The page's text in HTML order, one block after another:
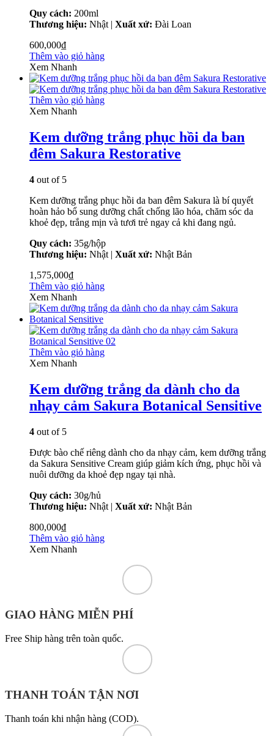
Quy cách: 200ml
Thương hiệu: Nhật | Xuất xứ: Đài Loan
600,000₫
Thêm vào giỏ hàng
Xem Nhanh
Thêm vào giỏ hàng
Xem Nhanh
Kem dưỡng trắng phục hồi da ban
đêm Sakura Restorative
4 out of 5
Kem dưỡng trắng phục hồi da ban đêm Sakura là bí quyết
hoàn hảo bổ sung dưỡng chất chống lão hóa, chăm sóc da
khoẻ đẹp, trắng mịn và tươi trẻ ngay cả khi đang ngủ.
Quy cách: 35g/hộp
Thương hiệu: Nhật | Xuất xứ: Nhật Bản
1,575,000₫
Thêm vào giỏ hàng
Xem Nhanh
Thêm vào giỏ hàng
Xem Nhanh
Kem dưỡng trắng da dành cho da
nhạy cảm Sakura Botanical Sensitive
4 out of 5
Được bào chế riêng dành cho da nhạy cảm, kem dưỡng trắng
da Sakura Sensitive Cream giúp giảm kích ứng, phục hồi và
nuôi dưỡng da khoẻ đẹp ngay tại nhà.
Quy cách: 30g/hủ
Thương hiệu: Nhật | Xuất xứ: Nhật Bản
800,000₫
Thêm vào giỏ hàng
Xem Nhanh
GIAO HÀNG MIỄN PHÍ
Free Ship hàng trên toàn quốc.
THANH TOÁN TẬN NƠI
Thanh toán khi nhận hàng (COD).